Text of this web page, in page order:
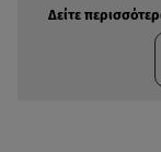
Δείτε